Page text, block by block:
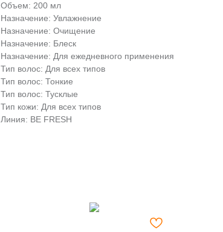
Объем: 200 мл
Назначение: Увлажнение
Назначение: Очищение
Назначение: Блеск
Назначение: Для ежедневного применения
Тип волос: Для всех типов
Тип волос: Тонкие
Тип волос: Тусклые
Тип кожи: Для всех типов
Линия: BE FRESH